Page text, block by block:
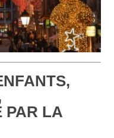
PAR LA